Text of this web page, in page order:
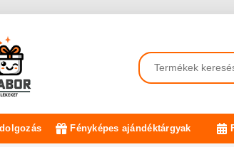
Fényképes ajándéktárgyak